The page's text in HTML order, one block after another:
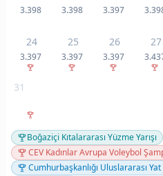
3.398 3.398 3.397
24
3.397
25
3.397
26
3.397
27
31
Boğaziçi Kıtalararası Yüzme Yarışı
CEV Kadınlar Avrupa Voleybol
Cumhurbaşkanlığı Uluslararası